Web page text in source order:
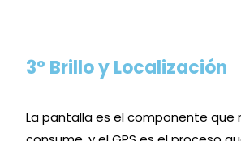
3º Brillo y Localización
La pantalla es el componente que